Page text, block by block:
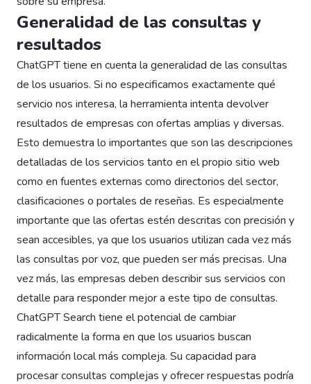
Generalidad de las consultas y
resultados
ChatGPT tiene en cuenta la generalidad de las consultas
de los usuarios. Si no especificamos exactamente qué
servicio nos interesa, la herramienta intenta devolver
resultados de empresas con ofertas amplias y diversas.
Esto demuestra lo importantes que son las descripciones
detalladas de los servicios tanto en el propio sitio web
como en fuentes externas como directorios del sector,
clasificaciones o portales de reseñas. Es especialmente
importante que las ofertas estén descritas con precisión y
sean accesibles, ya que los usuarios utilizan cada vez más
las consultas por voz, que pueden ser más precisas. Una
vez más, las empresas deben describir sus servicios con
detalle para responder mejor a este tipo de consultas.
ChatGPT Search tiene el potencial de cambiar
radicalmente la forma en que los usuarios buscan
información local más compleja. Su capacidad para
procesar consultas complejas y ofrecer respuestas podría